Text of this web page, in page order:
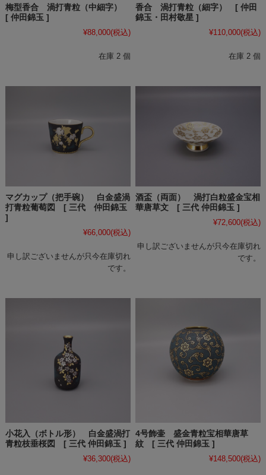
梅型香合 渦打青粒（中細字）
[ 仲田錦玉 ]
¥88,000(税込)
在庫 2 個
香合 渦打青粒（細字） [ 仲田
錦玉・田村敬星 ]
¥110,000(税込)
在庫 2 個
マグカップ（把手碗） 白金盛渦
打青粒葡萄図 [ 三代 仲田錦玉
]
¥66,000(税込)
申し訳ございませんが只今在庫切れ
です。
酒盃（両面） 渦打白粒盛金宝相
華唐草文 [ 三代 仲田錦玉 ]
¥72,600(税込)
申し訳ございませんが只今在庫切れ
です。
小花入（ボトル形） 白金盛渦打
青粒枝垂桜図 [ 三代 仲田錦玉 ]
¥36,300(税込)
4号飾壷 盛金青粒宝相華唐草
紋 [ 三代 仲田錦玉 ]
¥148,500(税込)